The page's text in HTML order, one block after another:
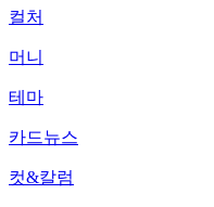
컬처
머니
테마
카드뉴스
컷&칼럼